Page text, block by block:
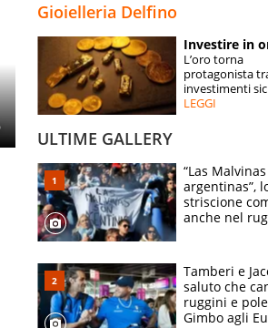
SPECIALI
ESPERTI
Gioielleria Delfino
Investire in
L’oro torna
protagonista
investimenti
LEGGI
ULTIME GALLERY
“Las
argentinas”,
striscione
anche nel
un caso
Tamberi e
saluto che
ruggini e
Gimbo agli